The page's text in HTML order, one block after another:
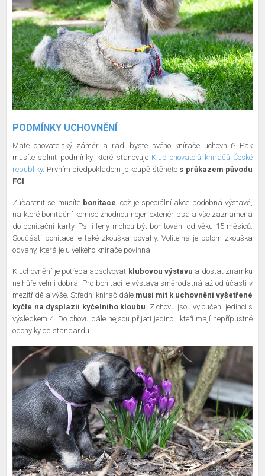
PODMÍNKY UCHOVNĚNÍ
Máte chovatelský záměr a rádi byste svého knírače uchovnili? Pak
musíte splnit podmínky, které stanovuje Klub chovatelů kníračů České
republiky. Prvním předpokladem je koupě štěněte s průkazem původu
FCI.
Zúčastnit se musíte bonitace, což je speciální akce podobná výstavě,
na které bonitační komise zhodnotí nejen exteriér psa a vše zaznamená
do bonitační karty. Psi i feny mohou být bonitováni od věku 15 měsíců.
Součástí bonitace je také zkouška povahy. Volitelná je potom zkouška
odvahy, která je u velkého knírače povinná.
K uchovnění je potřeba absolvovat klubovou výstavu a dostat známku
nejhůře velmi dobrá. Pro bonitaci je výstava směrodatná až od účasti v
mezitřídě a výše. Střední knírač dále musí mít k uchovnění vyšetřené
kyčle na dysplazii kyčelního kloubu. Z chovu jsou vyloučeni jedinci s
výsledkem 4. Do chovu dále nejsou přijati jedinci, kteří mají nepřípustné
odchylky od standardu.